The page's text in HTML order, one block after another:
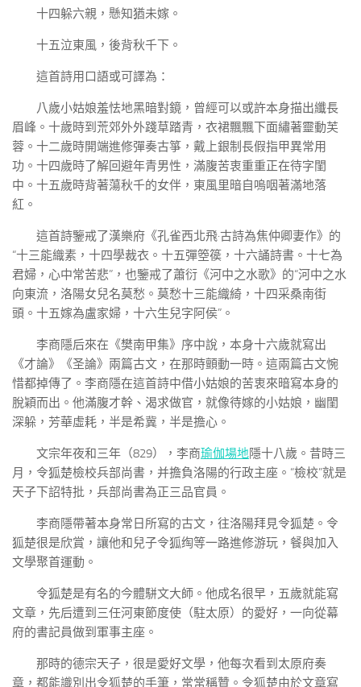
十四躲六親，懸知猶未嫁。
十五泣東風，後背秋千下。
這首詩用口語或可譯為：
八歲小姑娘羞怯地黑暗對鏡，曾經可以或許本身描出纖長
眉峰。十歲時到荒郊外外踐草踏青，衣裙飄飄下面繡著靈動芙
蓉。十二歲時開端進修彈奏古箏，戴上銀制長假指甲異常用
功。十四歲時了解回避年青男性，滿腹苦衷重重正在待字閨
中。十五歲時背著蕩秋千的女伴，東風里暗自嗚咽著滿地落
紅。
這首詩鑒戒了漢樂府《孔雀西北飛·古詩為焦仲卿妻作》的
“十三能織素，十四學裁衣。十五彈箜篌，十六誦詩書。十七為
君婦，心中常苦悲”，也鑒戒了蕭衍《河中之水歌》的“河中之水
向東流，洛陽女兒名莫愁。莫愁十三能織綺，十四采桑南街
頭。十五嫁為盧家婦，十六生兒字阿侯”。
李商隱后來在《樊南甲集》序中說，本身十六歲就寫出
《才論》《圣論》兩篇古文，在那時顫動一時。這兩篇古文惋
惜都掉傳了。李商隱在這首詩中借小姑娘的苦衷來暗寫本身的
脫穎而出。他滿腹才幹、渴求做官，就像待嫁的小姑娘，幽閨
深躲，芳華虛耗，半是希冀，半是擔心。
文宗年夜和三年（829），李商瑜伽場地隱十八歲。昔時三
月，令狐楚檢校兵部尚書，并擔負洛陽的行政主座。“檢校”就是
天子下詔特批，兵部尚書為正三品官員。
李商隱帶著本身常日所寫的古文，往洛陽拜見令狐楚。令
狐楚很是欣賞，讓他和兒子令狐绹等一路進修游玩，餐與加入
文學聚首運動。
令狐楚是有名的今體駢文大師。他成名很早，五歲就能寫
文章，先后遭到三任河東節度使（駐太原）的愛好，一向從幕
府的書記員做到軍事主座。
那時的德宗天子，很是愛好文學，他每次看到太原府奏
章，都能識別出令狐楚的手筆，常常稱贊。令狐楚由於文章寫